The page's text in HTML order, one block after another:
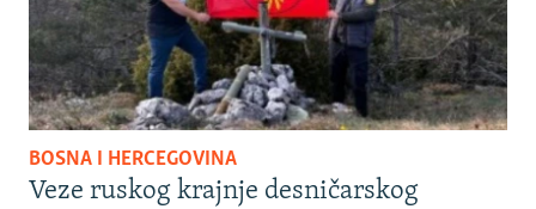
BOSNA I HERCEGOVINA
Veze ruskog krajnje desničarskog